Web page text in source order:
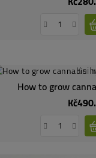
How to grow